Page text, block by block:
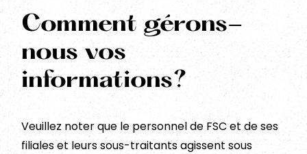
Comment gérons-
nous vos
informations?
Veuillez noter que le personnel de FSC et de ses
filiales et leurs sous-traitants agissent sous